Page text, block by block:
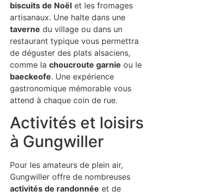
biscuits de Noël et les fromages
artisanaux. Une halte dans une
taverne du village ou dans un
restaurant typique vous permettra
de déguster des plats alsaciens,
comme la choucroute garnie ou le
baeckeofe. Une expérience
gastronomique mémorable vous
attend à chaque coin de rue.
Activités et loisirs
à Gungwiller
Pour les amateurs de plein air,
Gungwiller offre de nombreuses
activités de randonnée et de